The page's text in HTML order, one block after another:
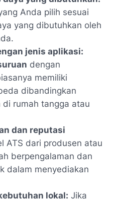
Anda pilih sesuai
yang dibutuhkan oleh
jenis aplikasi:
dengan
memiliki
dibandingkan
rumah tangga atau
dan reputasi
ATS dari produsen atau
berpengalaman dan
dalam menyediakan
lokal: Jika